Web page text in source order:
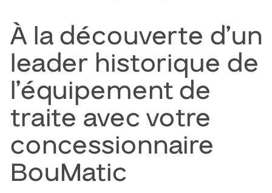
À la découverte d’un
leader historique de
l’équipement de
traite avec votre
concessionnaire
BouMatic